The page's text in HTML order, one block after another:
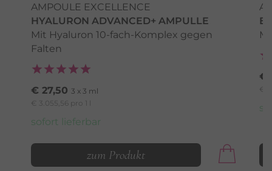
AMPOULE EXCELLENCE
HYALURON ADVANCED+ AMPULLE
Mit Hyaluron 10-fach-Komplex gegen
Falten
€ 27,50 3 x 3 ml
€ 3.055,56 pro 1 l
sofort lieferbar
zum Produkt
€
€